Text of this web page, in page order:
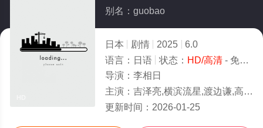
别名：guobao
日本 剧情 2025
6.0
语言： 日语 状态： HD/高清- 免费在线观看
导演： 李相日
主演： 吉泽亮,横滨流星,渡边谦,高畑充希,寺岛忍,田中泯,森七菜,见上爱,永濑正敏,黑川想矢,三浦贵
更新时间： 2026-01-25